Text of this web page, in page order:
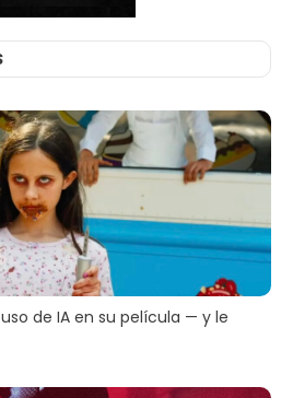
de IA en su película — y le